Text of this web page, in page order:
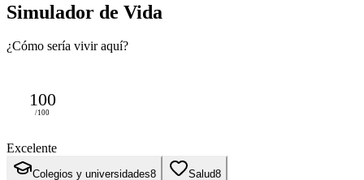
Simulador de Vida
¿Cómo sería vivir aquí?
100
/100
Excelente
Colegios y universidades8 Salud8